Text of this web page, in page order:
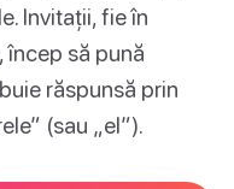
Invitații, fie în
încep să pună
răspunsă prin
(sau „el”).